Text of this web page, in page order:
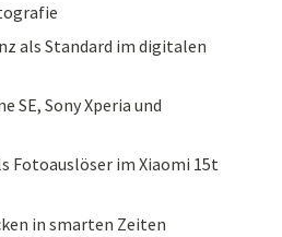
als Standard im digitalen
SE, Sony Xperia und
Fotoauslöser im Xiaomi 15t
in smarten Zeiten